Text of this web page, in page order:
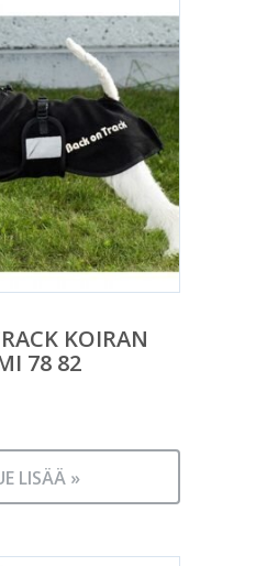
KOIRAN
78 82
LISÄÄ »